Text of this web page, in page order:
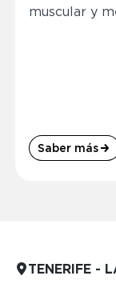
muscular y
Saber más
TENERIFE -